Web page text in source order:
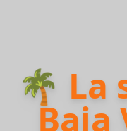
🌴 La
Baia